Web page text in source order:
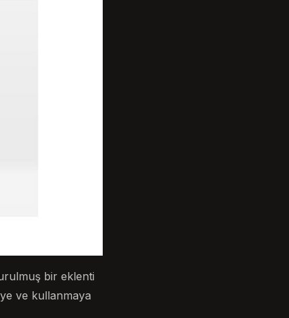
bir eklenti
ve kullanmaya